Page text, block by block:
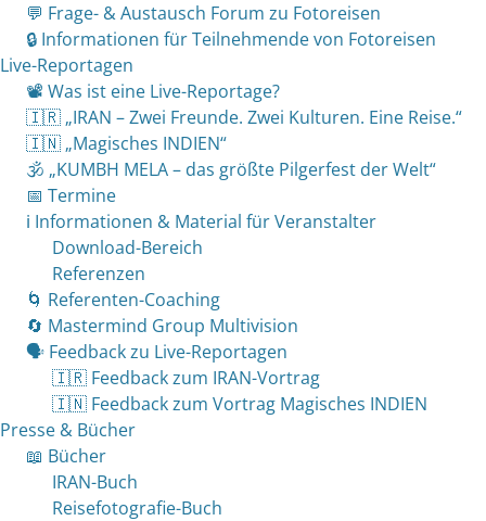
💬 Frage- & Austausch Forum zu Fotoreisen
🔒 Informationen für Teilnehmende von Fotoreisen
Live-Reportagen
📽 Was ist eine Live-Reportage?
🇮🇷 „IRAN – Zwei Freunde. Zwei Kulturen. Eine Reise.“
🇮🇳 „Magisches INDIEN“
🕉 „KUMBH MELA – das größte Pilgerfest der Welt“
📅 Termine
ℹ️ Informationen & Material für Veranstalter
Download-Bereich
Referenzen
🌀 Referenten-Coaching
🔄 Mastermind Group Multivision
🗣 Feedback zu Live-Reportagen
🇮🇷 Feedback zum IRAN-Vortrag
🇮🇳 Feedback zum Vortrag Magisches INDIEN
Presse & Bücher
📖 Bücher
IRAN-Buch
Reisefotografie-Buch